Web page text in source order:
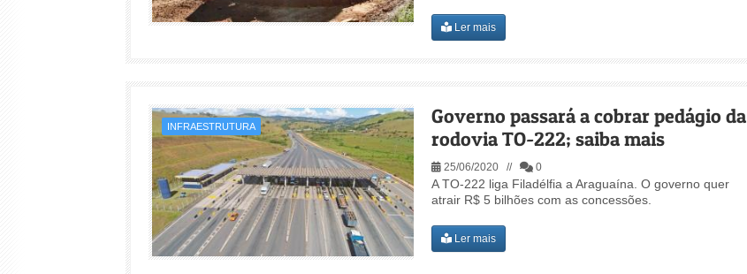
Ler mais
INFRAESTRUTURA
Governo passará a cobrar pedágio da
rodovia TO-222; saiba mais
25/06/2020 // 0
A TO-222 liga Filadélfia a Araguaína. O governo quer
atrair R$ 5 bilhões com as concessões.
Ler mais